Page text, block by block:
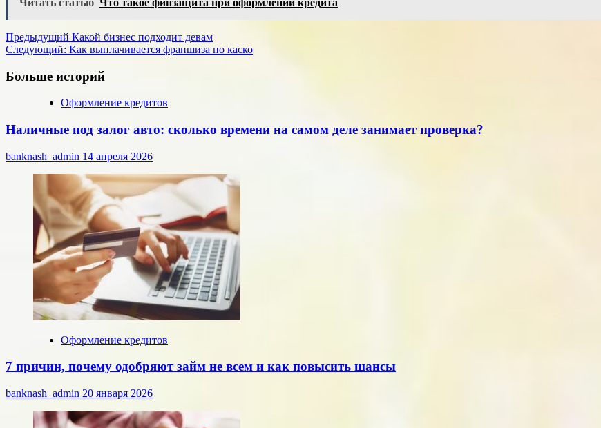
Навигация
записи
Предыдущий Какой бизнес подходит девам
Следующий: Как выплачивается франшиза по каско
Больше историй
Оформление кредитов
Наличные под залог авто: сколько времени на самом деле занимает проверка?
banknash_admin 14 апреля 2026
Оформление кредитов
7 причин, почему одобряют займ не всем и как повысить шансы
banknash_admin 20 января 2026